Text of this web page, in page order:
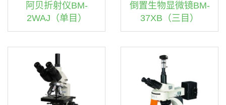
阿贝折射仪BM-
2WAJ（单目）
倒置生物显微镜BM-
37XB（三目）